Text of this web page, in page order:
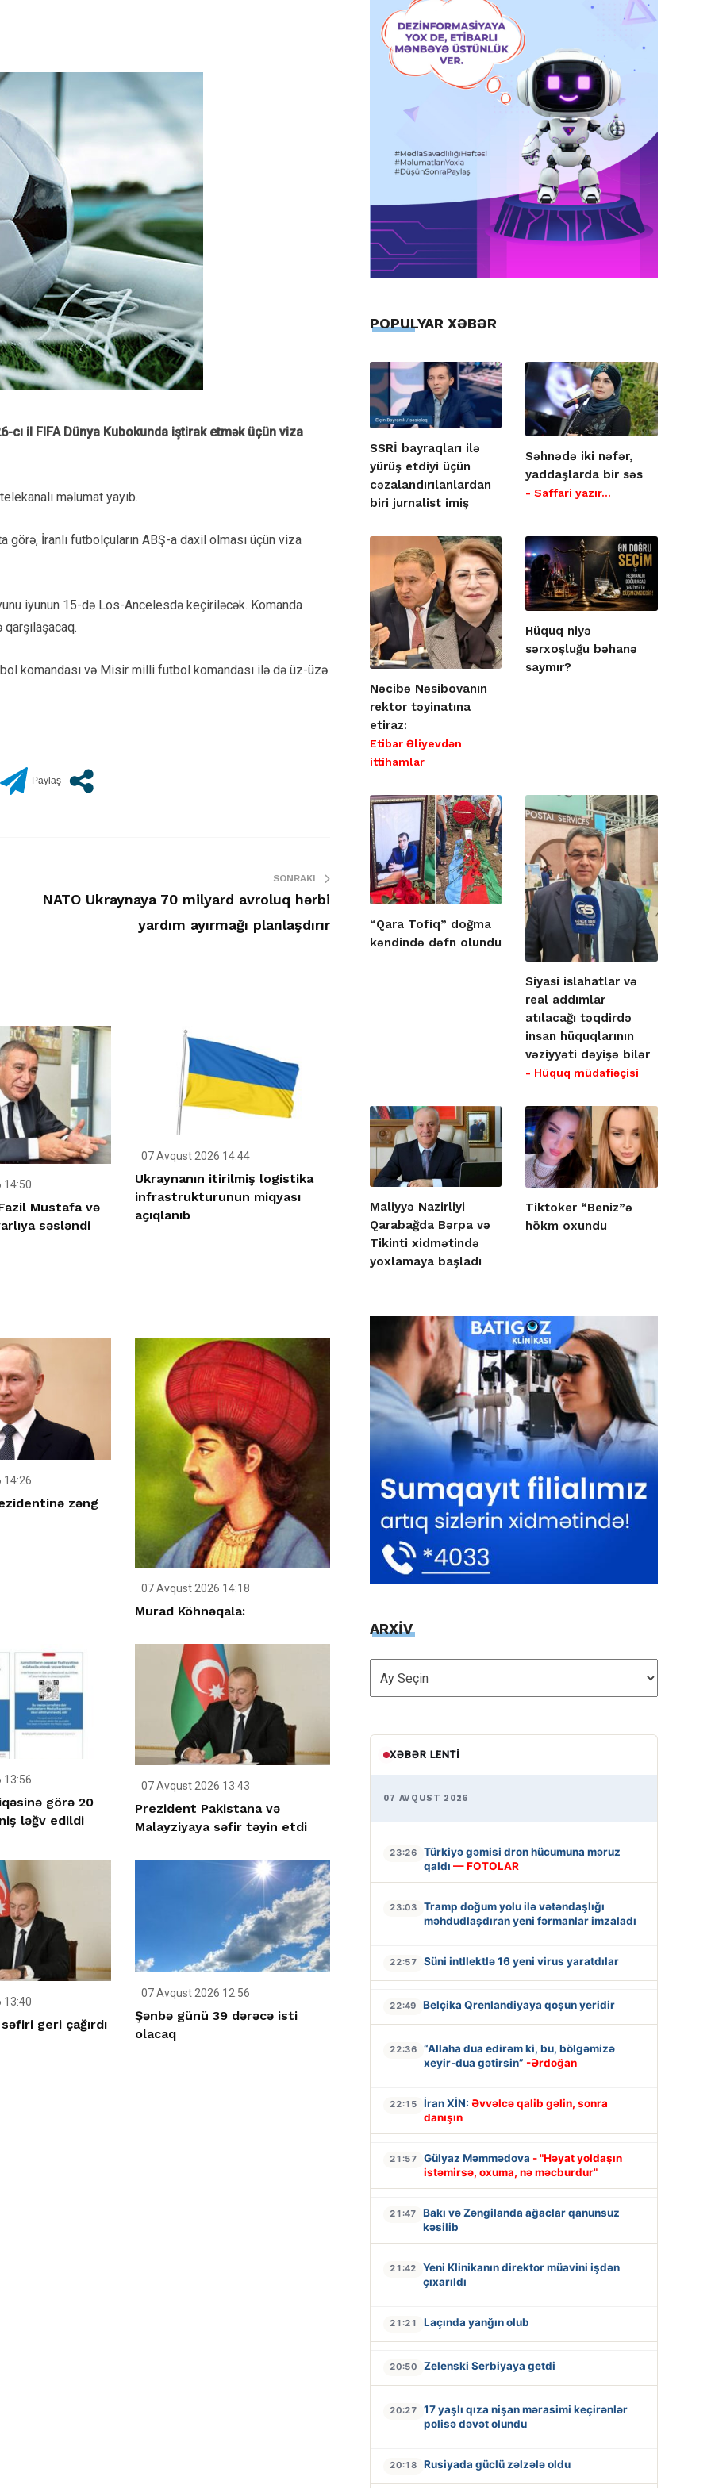
cı il FIFA Dünya Kubokunda iştirak etmək üçün viza
məlumat yayıb.
İranlı futbolçuların ABŞ-a daxil olması üçün viza
iyunun 15-də Los-Ancelesdə keçiriləcək. Komanda
komandası və Misir milli futbol komandası ilə də üz-üzə
SONRAKI
NATO Ukraynaya 70 milyard avroluq hərbi
yardım ayırmağı planlaşdırır
14:50
Mustafa və
səsləndi
07 Avqust 2026 14:44
Ukraynanın itirilmiş logistika
infrastrukturunun miqyası
açıqlanıb
14:26
zəng
07 Avqust 2026 14:18
Murad Köhnəqala:
13:56
görə 20
ləğv edildi
07 Avqust 2026 13:43
Prezident Pakistana və
Malayziyaya səfir təyin etdi
13:40
geri çağırdı
07 Avqust 2026 12:56
Şənbə günü 39 dərəcə isti
olacaq
POPULYAR XƏBƏR
SSRİ bayraqları ilə
yürüş etdiyi üçün
cəzalandırılanlardan
biri jurnalist imiş
Səhnədə iki nəfər,
yaddaşlarda bir səs
- Saffari yazır…
Nəcibə Nəsibovanın
rektor təyinatına
etiraz:
Etibar Əliyevdən
ittihamlar
Hüquq niyə
sərxoşluğu bəhanə
saymır?
“Qara Tofiq” doğma
kəndində dəfn olundu
Siyasi islahatlar və
real addımlar
atılacağı təqdirdə
insan hüquqlarının
vəziyyəti dəyişə bilər
- Hüquq müdafiəçisi
Maliyyə Nazirliyi
Qarabağda Bərpa və
Tikinti xidmətində
yoxlamaya başladı
Tiktoker “Beniz”ə
hökm oxundu
ARXİV
ARXİV
XƏBƏR LENTI
07 AVQUST 2026
23:26
Türkiyə gəmisi dron hücumuna məruz
qaldı — FOTOLAR
23:03
Tramp doğum yolu ilə vətəndaşlığı
məhdudlaşdıran yeni fərmanlar imzaladı
22:57 Süni intllektlə 16 yeni virus yaratdılar
22:49 Belçika Qrenlandiyaya qoşun yeridir
22:36
“Allaha dua edirəm ki, bu, bölgəmizə
xeyir-dua gətirsin” -Ərdoğan
22:15 İran XİN: Əvvəlcə qalib gəlin, sonra
danışın
21:57 Gülyaz Məmmədova - "Həyat yoldaşın
istəmirsə, oxuma, nə məcburdur"
21:47
Bakı və Zəngilanda ağaclar qanunsuz
kəsilib
21:42
Yeni Klinikanın direktor müavini işdən
çıxarıldı
21:21 Laçında yanğın olub
20:50 Zelenski Serbiyaya getdi
20:27
17 yaşlı qıza nişan mərasimi keçirənlər
polisə dəvət olundu
20:18 Rusiyada güclü zəlzələ oldu